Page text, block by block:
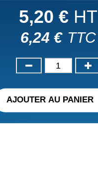
5,20 € HT
6,24 € TTC
AJOUTER AU PANIER